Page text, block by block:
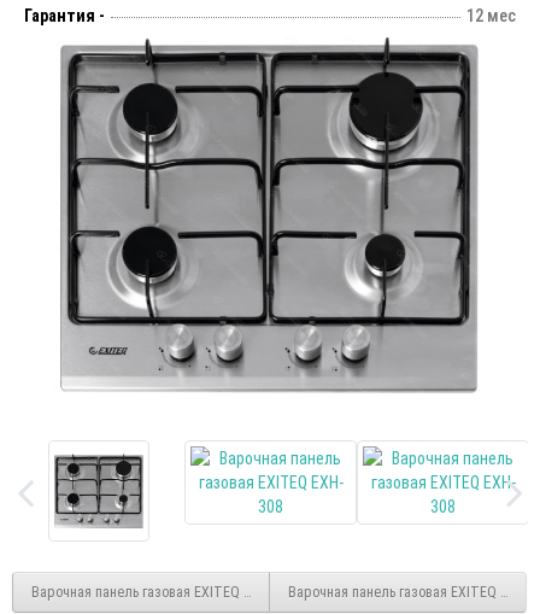
Гарантия -
12 мес
Варочная панель газовая EXITEQ EXH-305 BlackВарочная панель газовая EXITEQ EXH-